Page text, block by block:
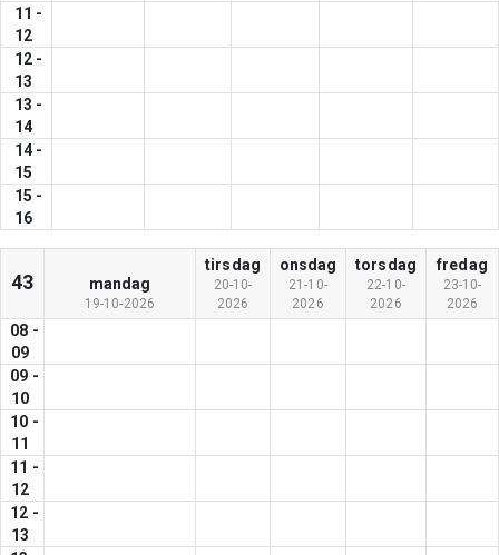
11 -
12
12 -
13
13 -
14
14 -
15
15 -
16
43 mandag
19-10-2026
tirsdag
20-10-
2026
onsdag
21-10-
2026
torsdag
22-10-
2026
fredag
23-10-
2026
08 -
09
09 -
10
10 -
11
11 -
12
12 -
13